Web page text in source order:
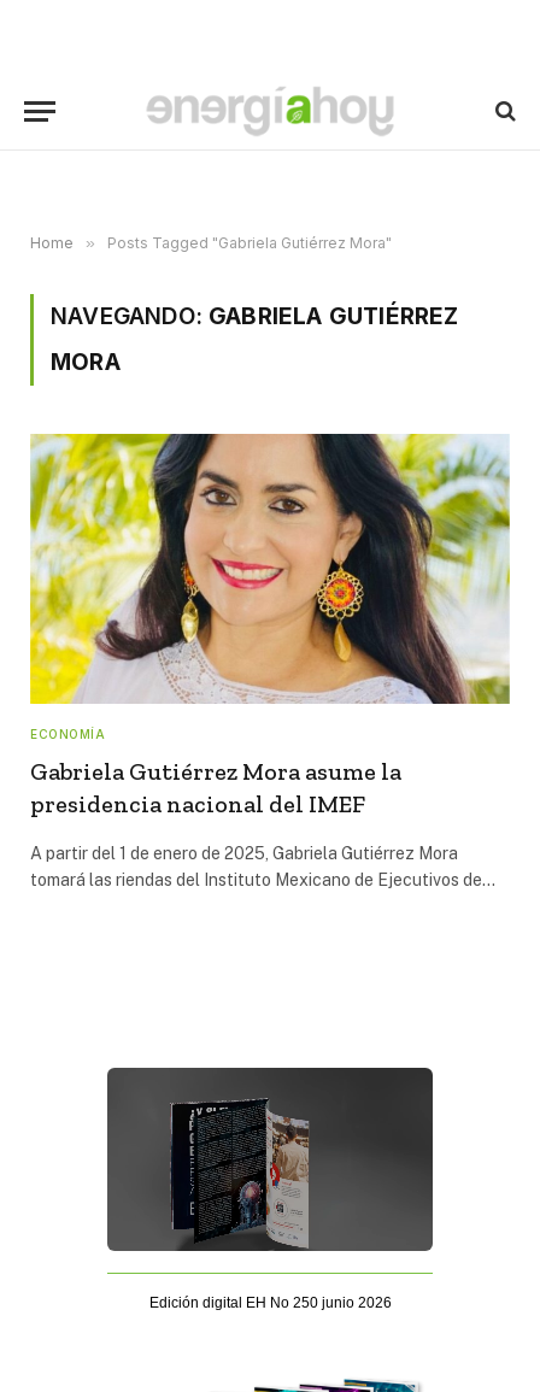
Home » Posts Tagged "Gabriela Gutiérrez Mora"
NAVEGANDO: GABRIELA GUTIÉRREZ
MORA
ECONOMÍA
Gabriela Gutiérrez Mora asume la
presidencia nacional del IMEF
A partir del 1 de enero de 2025, Gabriela Gutiérrez Mora
tomará las riendas del Instituto Mexicano de Ejecutivos de…
Edición digital EH No 250 junio 2026